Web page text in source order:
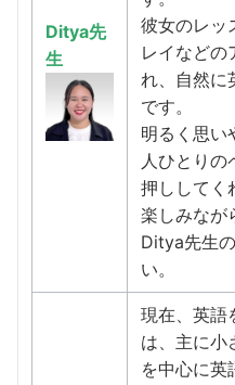
Ditya先
生
彼女のレッ
レイなどの
れ、自然に
です。
明るく思い
人ひとりの
押ししてく
楽しみなが
Ditya先生
い。
現在、英語
は、主に小
を中心に英